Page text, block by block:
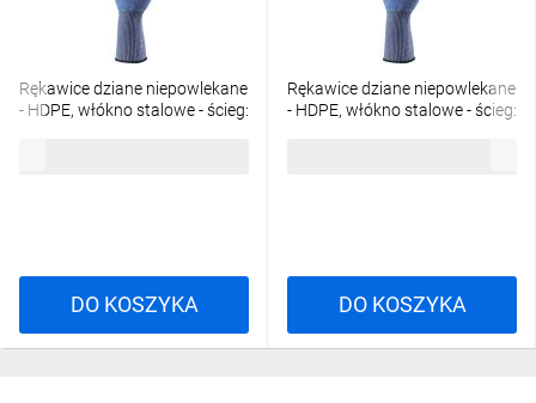
Rękawice dziane niepowlekane
- HDPE, włókno stalowe - ścieg:
DO KOSZYKA
Rękawice dziane niepowlekane
- HDPE, włókno stalowe - ścieg:
DO KOSZYKA